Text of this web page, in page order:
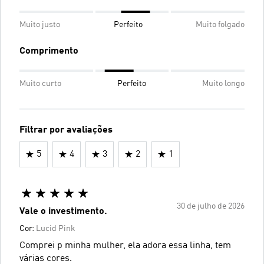
Muito justo Perfeito Muito folgado
Comprimento
Muito curto Perfeito Muito longo
Filtrar por avaliações
5 4 3 2 1
30 de julho de 2026
Vale o investimento.
Cor: Lucid Pink
Comprei p minha mulher, ela adora essa linha, tem
várias cores.